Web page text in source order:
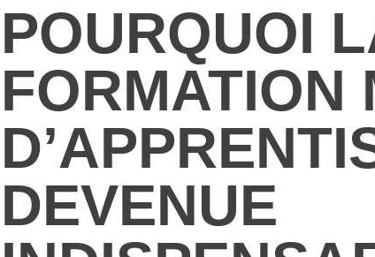
POURQUOI
FORMATION
DEVENUE